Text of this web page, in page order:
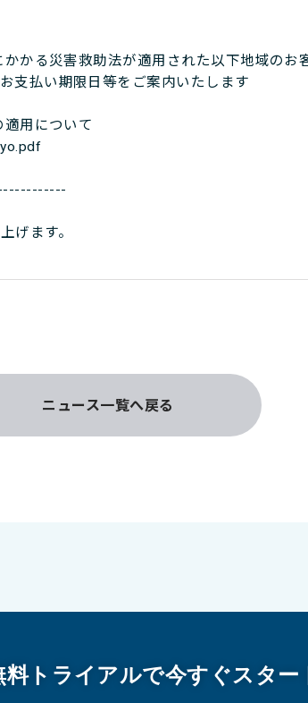
かる災害救助法が適用された以下地域のお
支払い期限日等をご案内いたします
用について
げます。
ニュース一覧へ戻る
料トライアルで今すぐスター